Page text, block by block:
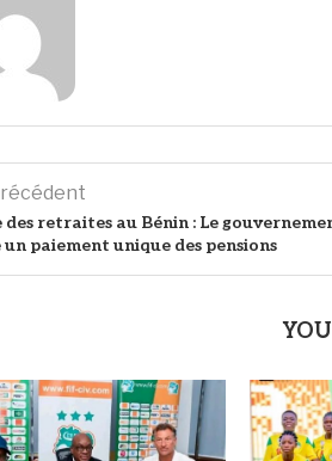
des retraites au Bénin : Le
paiement unique des pensions